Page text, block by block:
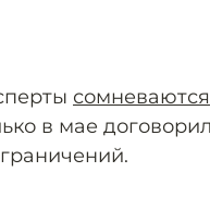
сомневаются
в мае